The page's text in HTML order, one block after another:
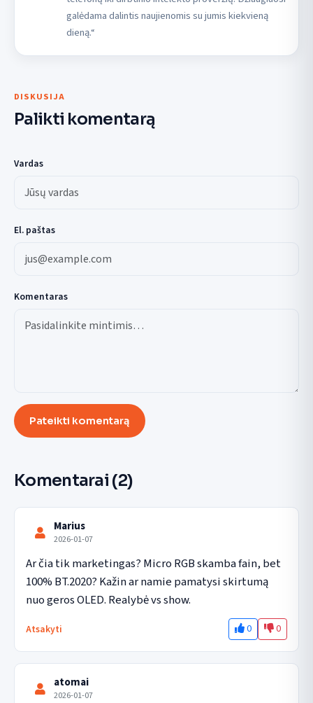
galėdama dalintis naujienomis su jumis kiekvieną
dieną.“
DISKUSIJA
Palikti komentarą
Vardas
El. paštas
Komentaras
Pateikti komentarą
Komentarai (2)
Marius
2026-01-07
Ar čia tik marketingas? Micro RGB skamba fain, bet
100% BT.2020? Kažin ar namie pamatysi skirtumą
nuo geros OLED. Realybė vs show.
Atsakyti 0 0
atomai
2026-01-07